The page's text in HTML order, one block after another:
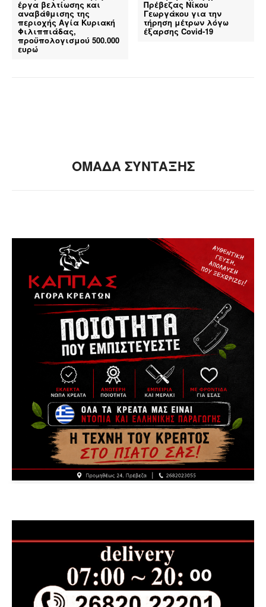
έργα βελτίωσης και
αναβάθμισης της
περιοχής Αγία Κυριακή
Φιλιππιάδας,
προϋπολογισμού 500.000
ευρώ
Πρέβεζας Νίκου
Γεωργάκου για την
τήρηση μέτρων λόγω
έξαρσης Covid-19
ΟΜΑΔΑ ΣΥΝΤΑΞΗΣ